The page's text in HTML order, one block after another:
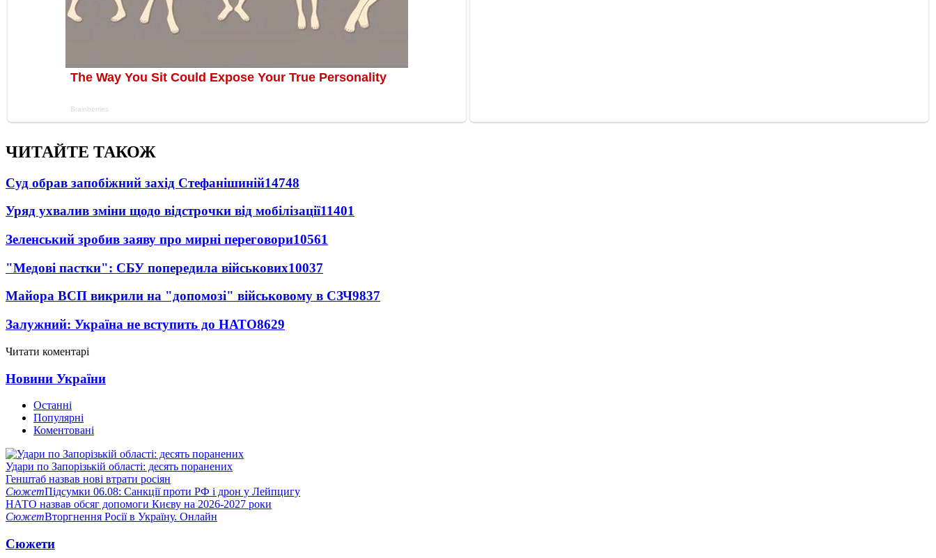
ЧИТАЙТЕ ТАКОЖ
Суд обрав запобіжний захід Стефанішиній14748
Уряд ухвалив зміни щодо відстрочки від мобілізації11401
Зеленський зробив заяву про мирні переговори10561
"Медові пастки": СБУ попередила військових10037
Майора ВСП викрили на "допомозі" військовому в СЗЧ9837
Залужний: Україна не вступить до НАТО8629
Читати коментарі
Новини України
Останні
Популярні
Коментовані
Удари по Запорізькій області: десять поранених
Генштаб назвав нові втрати росіян
СюжетПідсумки 06.08: Санкції проти РФ і дрон у Лейпцигу
НАТО назвав обсяг допомоги Києву на 2026-2027 роки
СюжетВторгнення Росії в Україну. Онлайн
Сюжети